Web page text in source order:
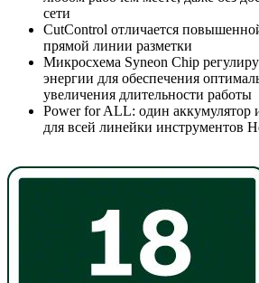
сети
CutControl отличается
прямой линии разметки
Микросхема Syneon Chip
энергии для обеспечения
увеличения длительности работы
Power for ALL: один аккумулятор
для всей линейки инструментов